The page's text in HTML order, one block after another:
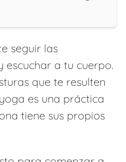
seguir las
escuchar a tu cuerpo.
que te resulten
es una práctica
tiene sus propios